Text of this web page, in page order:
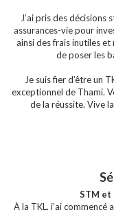
J’ai pris des
assurances-vie pour
ainsi des frais inutiles et
de poser les
Je suis fier d’être un
exceptionnel de Thami.
de la réussite. Vive
STM et
À la TKL, j’ai commencé